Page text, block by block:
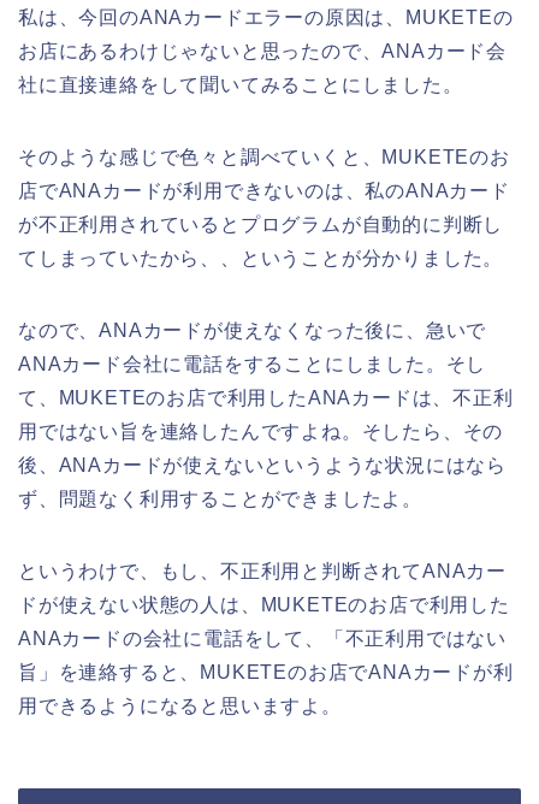
私は、今回のANAカードエラーの原因は、MUKETEの
お店にあるわけじゃないと思ったので、ANAカード会
社に直接連絡をして聞いてみることにしました。
そのような感じで色々と調べていくと、MUKETEのお
店でANAカードが利用できないのは、私のANAカード
が不正利用されているとプログラムが自動的に判断し
てしまっていたから、、ということが分かりました。
なので、ANAカードが使えなくなった後に、急いで
ANAカード会社に電話をすることにしました。そし
て、MUKETEのお店で利用したANAカードは、不正利
用ではない旨を連絡したんですよね。そしたら、その
後、ANAカードが使えないというような状況にはなら
ず、問題なく利用することができましたよ。
というわけで、もし、不正利用と判断されてANAカー
ドが使えない状態の人は、MUKETEのお店で利用した
ANAカードの会社に電話をして、「不正利用ではない
旨」を連絡すると、MUKETEのお店でANAカードが利
用できるようになると思いますよ。